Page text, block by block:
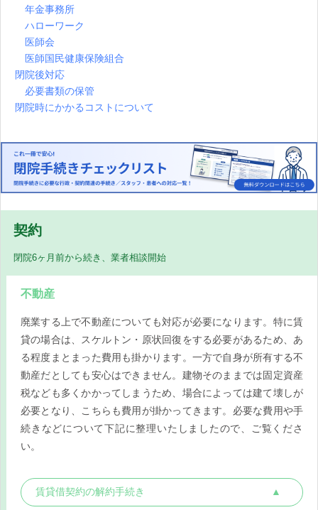
年金事務所
ハローワーク
医師会
医師国民健康保険組合
閉院後対応
必要書類の保管
閉院時にかかるコストについて
契約
閉院6ヶ月前から続き、業者相談開始
不動産
廃業する上で不動産についても対応が必要になります。特に賃
貸の場合は、スケルトン・原状回復をする必要があるため、あ
る程度まとまった費用も掛かります。一方で自身が所有する不
動産だとしても安心はできません。建物そのままでは固定資産
税なども多くかかってしまうため、場合によっては建て壊しが
必要となり、こちらも費用が掛かってきます。必要な費用や手
続きなどについて下記に整理いたしましたので、ご覧くださ
い。
賃貸借契約の解約手続き